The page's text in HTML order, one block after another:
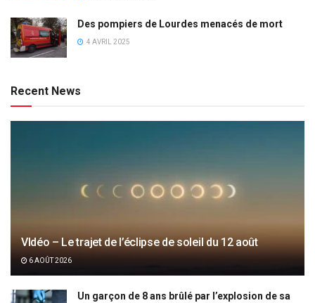
Des pompiers de Lourdes menacés de mort
4 AVRIL 2025
Recent News
VIdéo – Le trajet de l’éclipse de soleil du 12 août
6 AOÛT 2026
Un garçon de 8 ans brûlé par l’explosion de sa